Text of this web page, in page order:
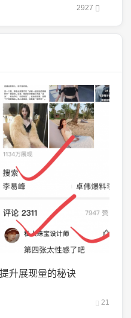
2927
升展现量的秘诀
21